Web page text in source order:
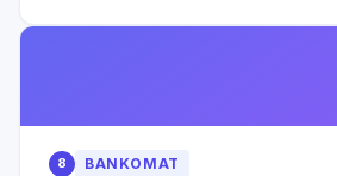
8 BANKOMAT